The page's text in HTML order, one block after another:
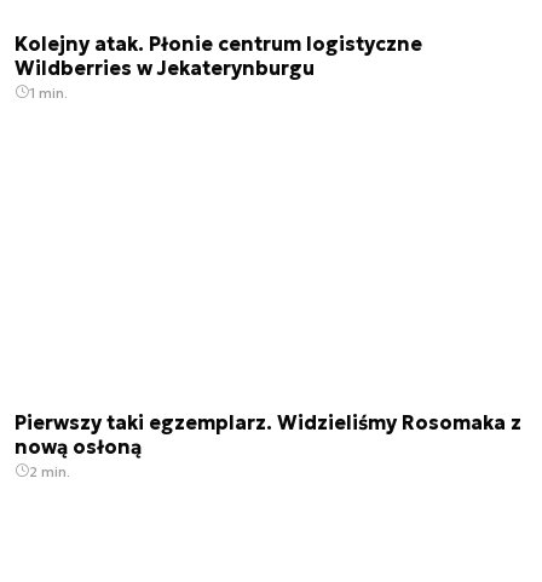
Kolejny atak. Płonie centrum logistyczne
Wildberries w Jekaterynburgu
1 min.
Pierwszy taki egzemplarz. Widzieliśmy Rosomaka z
nową osłoną
2 min.